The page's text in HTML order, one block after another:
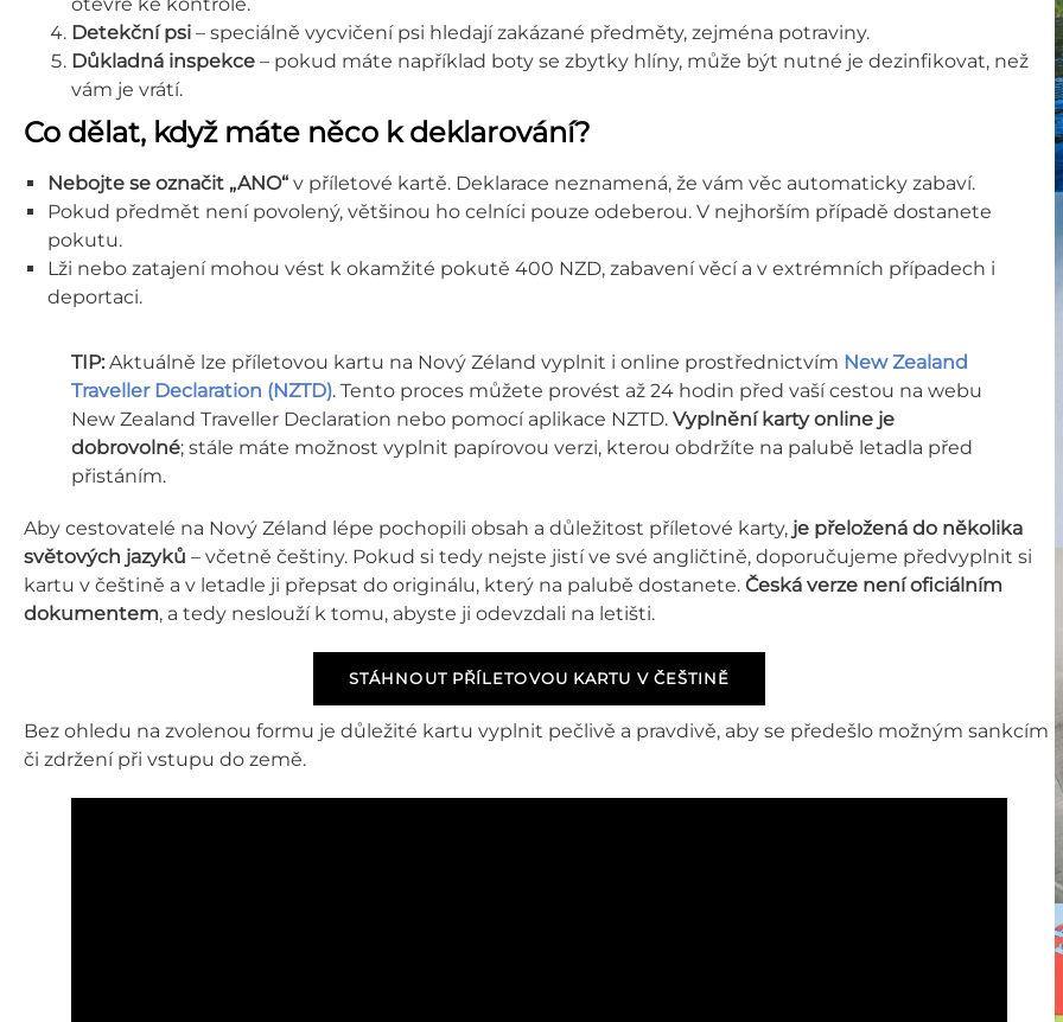
Detekční psi – speciálně vycvičení psi hledají zakázané předměty, zejména potraviny.
Důkladná inspekce – pokud máte například boty se zbytky hlíny, může být nutné je dezinfikovat, než
vám je vrátí.
Co dělat, když máte něco k deklarování?
Nebojte se označit „ANO“ v příletové kartě. Deklarace neznamená, že vám věc automaticky zabaví.
Pokud předmět není povolený, většinou ho celníci pouze odeberou. V nejhorším případě dostanete
pokutu.
Lži nebo zatajení mohou vést k okamžité pokutě 400 NZD, zabavení věcí a v extrémních případech i
deportaci.
TIP: Aktuálně lze příletovou kartu na Nový Zéland vyplnit i online prostřednictvím New Zealand
Traveller Declaration (NZTD). Tento proces můžete provést až 24 hodin před vaší cestou na webu
New Zealand Traveller Declaration nebo pomocí aplikace NZTD. Vyplnění karty online je
dobrovolné; stále máte možnost vyplnit papírovou verzi, kterou obdržíte na palubě letadla před
přistáním.
Aby cestovatelé na Nový Zéland lépe pochopili obsah a důležitost příletové karty, je přeložená do několika
světových jazyků – včetně češtiny. Pokud si tedy nejste jistí ve své angličtině, doporučujeme předvyplnit si
kartu v češtině a v letadle ji přepsat do originálu, který na palubě dostanete. Česká verze není oficiálním
dokumentem, a tedy neslouží k tomu, abyste ji odevzdali na letišti.
STÁHNOUT PŘÍLETOVOU KARTU V ČEŠTINĚ
Bez ohledu na zvolenou formu je důležité kartu vyplnit pečlivě a pravdivě, aby se předešlo možným sankcím
či zdržení při vstupu do země.